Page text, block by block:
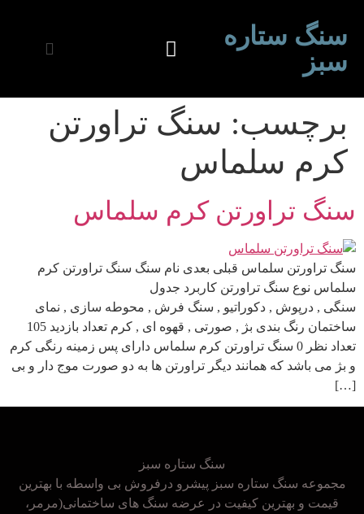
سنگ ستاره
سبز
برچسب: سنگ تراورتن
کرم سلماس
سنگ تراورتن کرم سلماس
سنگ تراورتن سلماس قبلی بعدی نام سنگ سنگ تراورتن کرم
سلماس نوع سنگ تراورتن کاربرد جدول
سنگی , درپوش , دکوراتیو , سنگ فرش , محوطه سازی , نمای
ساختمان رنگ بندی بژ , صورتی , قهوه ای , کرم تعداد بازدید 105
تعداد نظر 0 سنگ تراورتن کرم سلماس دارای پس زمینه رنگی کرم
و بژ می باشد که همانند دیگر تراورتن ها به دو صورت موج دار و بی
[…]
سنگ ستاره سبز
مجموعه سنگ ستاره سبز پیشرو درفروش بی واسطه با بهترین
قیمت و بهترین کیفیت در عرضه سنگ های ساختمانی(مرمر،